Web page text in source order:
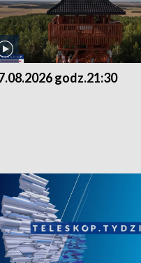
godz.21:30